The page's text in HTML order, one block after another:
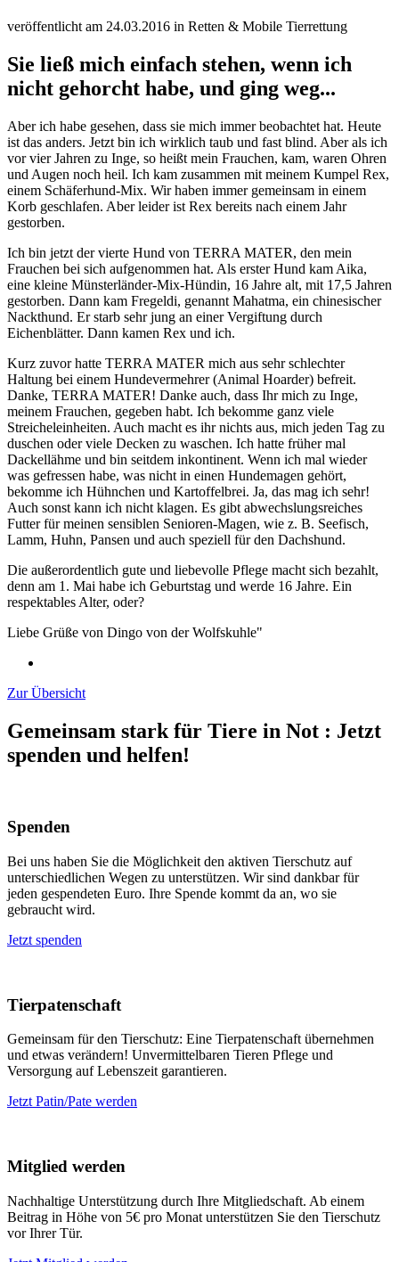
veröffentlicht am 24.03.2016 in Retten & Mobile Tierrettung
Sie ließ mich einfach stehen, wenn ich
nicht gehorcht habe, und ging weg...
Aber ich habe gesehen, dass sie mich immer beobachtet hat. Heute
ist das anders. Jetzt bin ich wirklich taub und fast blind. Aber als ich
vor vier Jahren zu Inge, so heißt mein Frauchen, kam, waren Ohren
und Augen noch heil. Ich kam zusammen mit meinem Kumpel Rex,
einem Schäferhund-Mix. Wir haben immer gemeinsam in einem
Korb geschlafen. Aber leider ist Rex bereits nach einem Jahr
gestorben.
Ich bin jetzt der vierte Hund von TERRA MATER, den mein
Frauchen bei sich aufgenommen hat. Als erster Hund kam Aika,
eine kleine Münsterländer-Mix-Hündin, 16 Jahre alt, mit 17,5 Jahren
gestorben. Dann kam Fregeldi, genannt Mahatma, ein chinesischer
Nackthund. Er starb sehr jung an einer Vergiftung durch
Eichenblätter. Dann kamen Rex und ich.
Kurz zuvor hatte TERRA MATER mich aus sehr schlechter
Haltung bei einem Hundevermehrer (Animal Hoarder) befreit.
Danke, TERRA MATER! Danke auch, dass Ihr mich zu Inge,
meinem Frauchen, gegeben habt. Ich bekomme ganz viele
Streicheleinheiten. Auch macht es ihr nichts aus, mich jeden Tag zu
duschen oder viele Decken zu waschen. Ich hatte früher mal
Dackellähme und bin seitdem inkontinent. Wenn ich mal wieder
was gefressen habe, was nicht in einen Hundemagen gehört,
bekomme ich Hühnchen und Kartoffelbrei. Ja, das mag ich sehr!
Auch sonst kann ich nicht klagen. Es gibt abwechslungsreiches
Futter für meinen sensiblen Senioren-Magen, wie z. B. Seefisch,
Lamm, Huhn, Pansen und auch speziell für den Dachshund.
Die außerordentlich gute und liebevolle Pflege macht sich bezahlt,
denn am 1. Mai habe ich Geburtstag und werde 16 Jahre. Ein
respektables Alter, oder?
Liebe Grüße von Dingo von der Wolfskuhle"
Zur Übersicht
Gemeinsam stark für Tiere in Not : Jetzt
spenden und helfen!
Spenden
Bei uns haben Sie die Möglichkeit den aktiven Tierschutz auf
unterschiedlichen Wegen zu unterstützen. Wir sind dankbar für
jeden gespendeten Euro. Ihre Spende kommt da an, wo sie
gebraucht wird.
Jetzt spenden
Tierpatenschaft
Gemeinsam für den Tierschutz: Eine Tierpatenschaft übernehmen
und etwas verändern! Unvermittelbaren Tieren Pflege und
Versorgung auf Lebenszeit garantieren.
Jetzt Patin/Pate werden
Mitglied werden
Nachhaltige Unterstützung durch Ihre Mitgliedschaft. Ab einem
Beitrag in Höhe von 5€ pro Monat unterstützen Sie den Tierschutz
vor Ihrer Tür.